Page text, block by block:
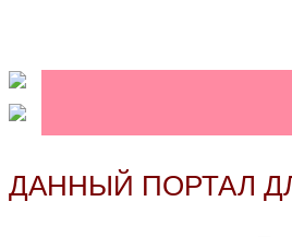
ДАННЫЙ ПОРТАЛ